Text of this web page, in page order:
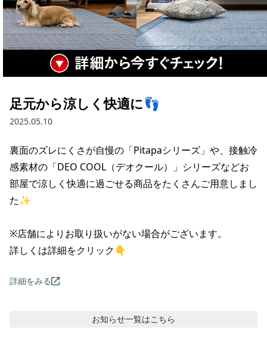
足元から涼しく快適に👣
2025.05.10
裏面のズレにくさが自慢の「Pitapaシリーズ」や、接触冷
感素材の「DEO COOL（デオクール）」シリーズなどお
部屋で涼しく快適に過ごせる商品をたくさんご用意しまし
た✨
※店舗によりお取り扱いがない場合がございます。
詳しくは詳細をクリック👇
詳細をみる
お知らせ一覧はこちら